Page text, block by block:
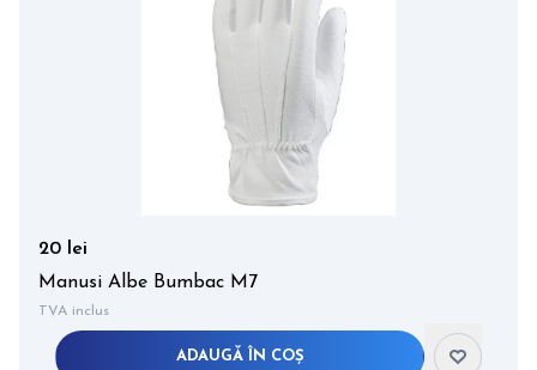
20 lei
Manusi Albe Bumbac M7
TVA inclus
ADAUGĂ ÎN COȘ